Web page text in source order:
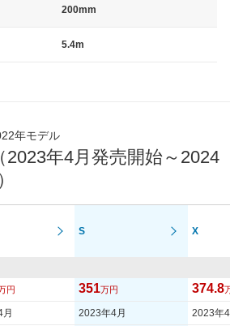
200mm
5.4m
年モデル
年4月発売開始～2024
S X
円 351万円 374.8
2023年4月 2023年